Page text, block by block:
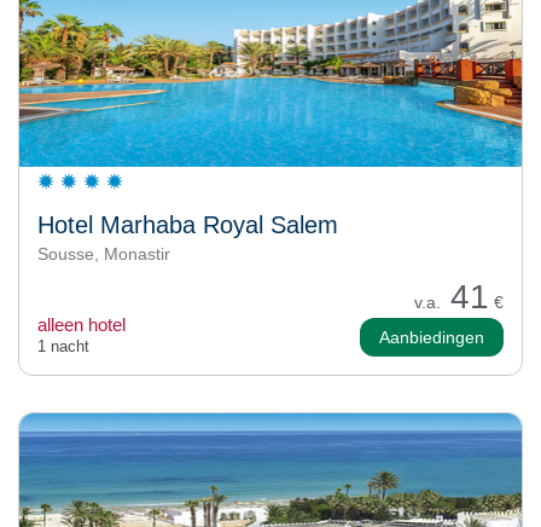
Hotel Marhaba Royal Salem
Sousse, Monastir
v.a. 41 €
alleen hotel
1 nacht Aanbiedingen